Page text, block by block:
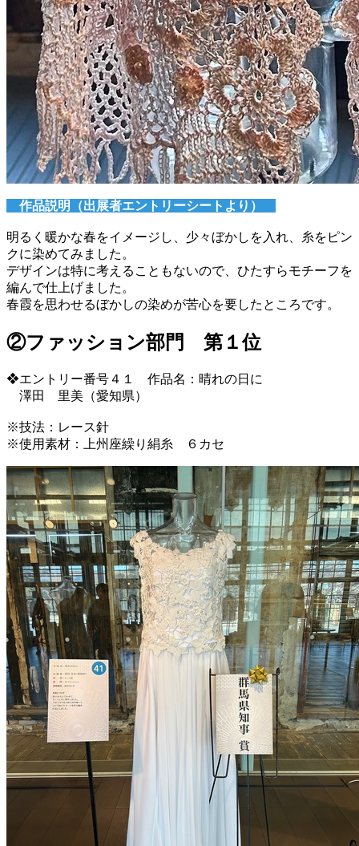
作品説明（出展者エントリーシートより）
明るく暖かな春をイメージし、少々ぼかしを入れ、糸をピン
クに染めてみました。
デザインは特に考えることもないので、ひたすらモチーフを
編んで仕上げました。
春霞を思わせるぼかしの染めが苦心を要したところです。
②ファッション部門 第１位
❖エントリー番号４１ 作品名：晴れの日に
澤田 里美（愛知県）
※技法：レース針
※使用素材：上州座繰り絹糸 ６カセ